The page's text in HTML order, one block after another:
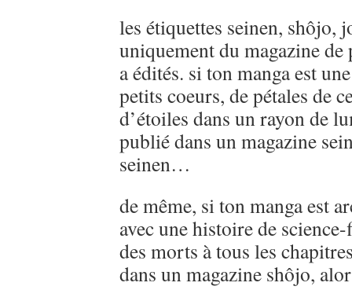
les étiquettes seinen, shôjo,
uniquement du magazine
a édités. si ton manga est
petits coeurs, de pétales de
d’étoiles dans un rayon de
publié dans un magazine
seinen…
de même, si ton manga est
avec une histoire de
des morts à tous les
dans un magazine shôjo,